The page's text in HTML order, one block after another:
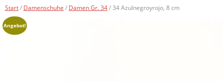
Start/ Damenschuhe / Damen Gr. 34/ 34 Azulnegroyrojo, 8 cm
Angebot!